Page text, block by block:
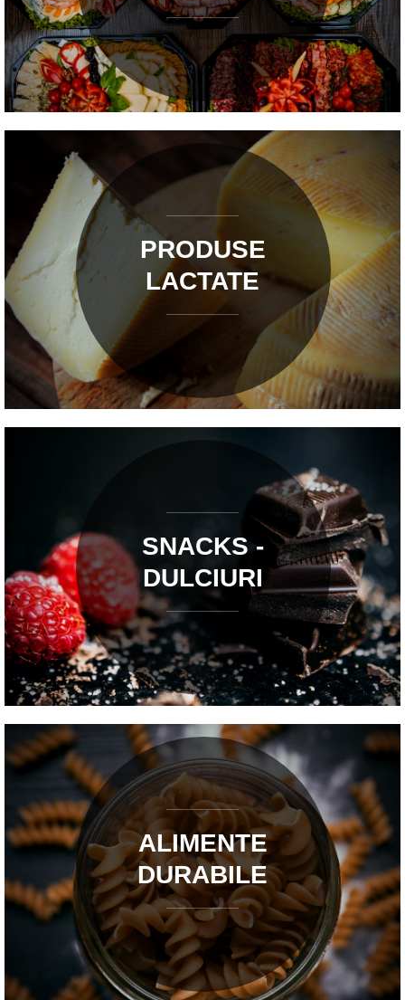
PRODUSE
LACTATE
SNACKS -
DULCIURI
ALIMENTE
DURABILE